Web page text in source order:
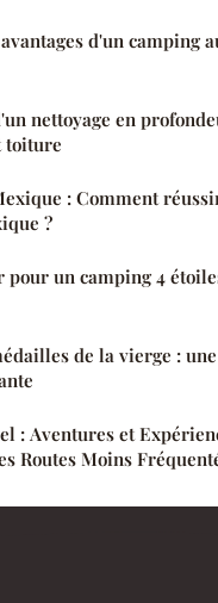
d'un camping
nettoyage en
toiture
: Comment
?
pour un camping 4
de la vierge : une
: Aventures et
Routes Moins